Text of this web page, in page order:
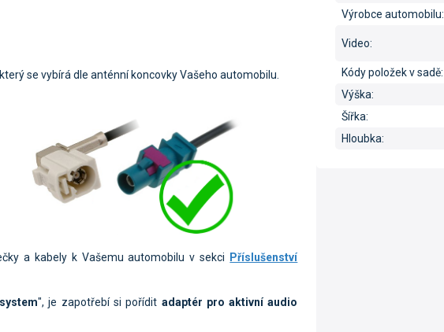
se vybírá dle anténní koncovky Vašeho automobilu.
a kabely k Vašemu automobilu v sekci
Příslušenství
", je zapotřebí si pořídit adaptér pro aktivní audio
Výrobce automobilu:
Video:
Kódy položek v sadě:
Výška:
Šířka:
Hloubka: